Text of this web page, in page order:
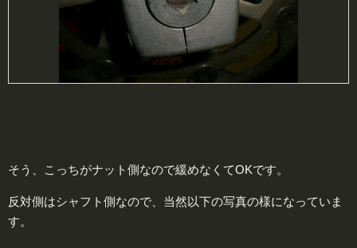
そう、こっちがナット側なので緩めなくてOKです。
反対側はシャフト側なので、当然以下の写真の様になっていま
す。